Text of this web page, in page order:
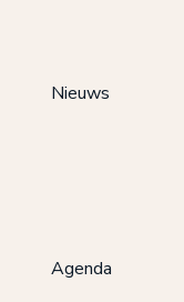
Nieuws
Agenda